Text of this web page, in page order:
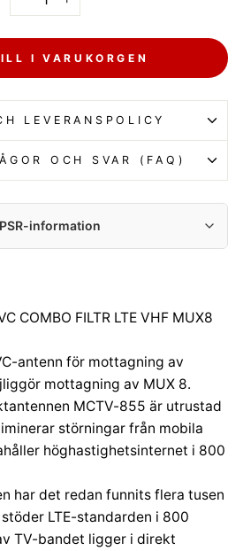
+
I VARUKORGEN
LEVERANSPOLICY
OCH SVAR (FAQ)
information
42-600 Tarnowskie Góry
Importör:
Sp. z o.o.
42-600 Tarnowskie Góry
32 284 72 22
COMBO FILTR LTE VHF MUX8
antenn för mottagning av
mottagning av MUX 8.
MCTV-855 är utrustad
störningar från mobila
höghastighetsinternet i 800
har det redan funnits flera tusen
LTE-standarden i 800
TV-bandet ligger i direkt